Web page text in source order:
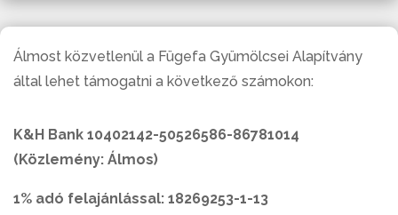
Álmost közvetlenül a Fügefa Gyümölcsei Alapítvány
által lehet támogatni a következő számokon:
K&H Bank 10402142-50526586-86781014
(Közlemény: Álmos)
1% adó felajánlással: 18269253-1-13